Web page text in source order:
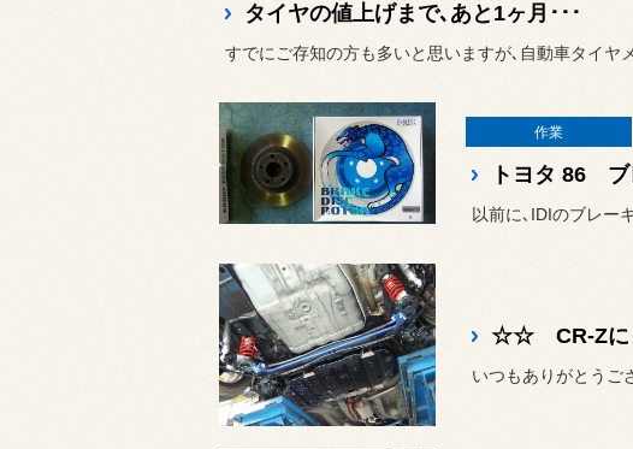
タイヤの値上げまで､あと1ヶ月･･･
すでにご存知の方も多いと思いますが､自動車タイヤ
作業
トヨタ 86 ブ
☆☆ CR-Zに